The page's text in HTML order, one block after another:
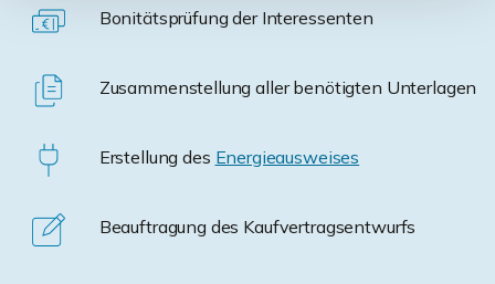
Bonitätsprüfung der Interessenten
Zusammenstellung aller benötigten Unterlagen
Erstellung des Energieausweises
Beauftragung des Kaufvertragsentwurfs